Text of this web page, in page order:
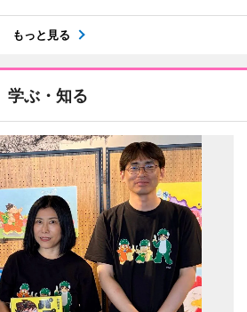
もっと見る
学ぶ・知る